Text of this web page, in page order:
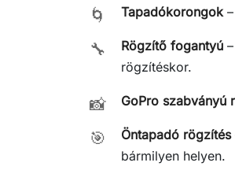
🌀 Tapadókorongok–
🔧 Rögzítő fogantyú
rögzítéskor.
📸 GoPro szabványú
🎯 Öntapadó rögzítés
bármilyen helyen.